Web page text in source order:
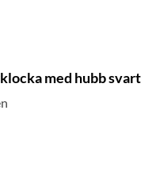
med hubb svart